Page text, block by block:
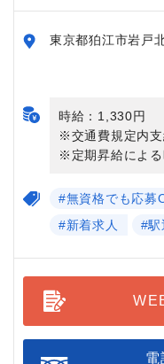
東京都狛江市岩戸
時給：1,330円
※交通費規定内支
※定期昇給によ
#無資格でも応募
#新着求人
#駅
電